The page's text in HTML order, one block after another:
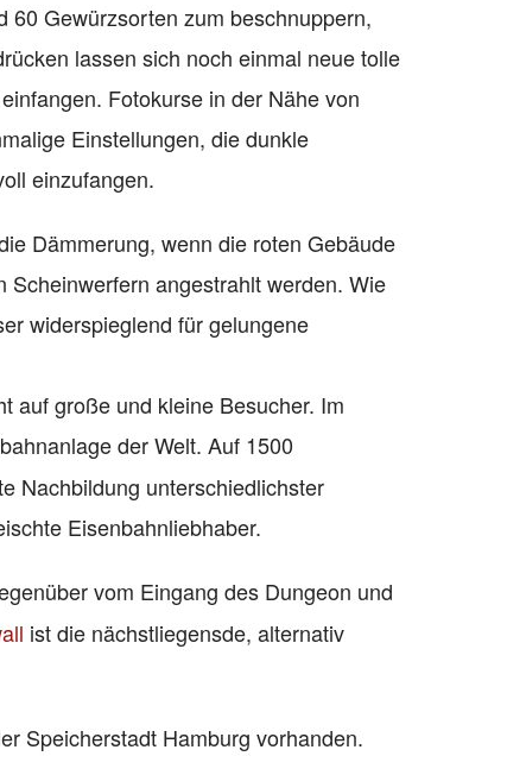
60 Gewürzsorten zum beschnuppern,
lassen sich noch einmal neue tolle
Fotokurse in der Nähe von
Einstellungen, die dunkle
einzufangen.
Dämmerung, wenn die roten Gebäude
angestrahlt werden. Wie
widerspieglend für gelungene
auf große und kleine Besucher. Im
der Welt. Auf 1500
Nachbildung unterschiedlichster
Eisenbahnliebhaber.
vom Eingang des Dungeon und
ist die nächstliegensde, alternativ
Speicherstadt Hamburg vorhanden.